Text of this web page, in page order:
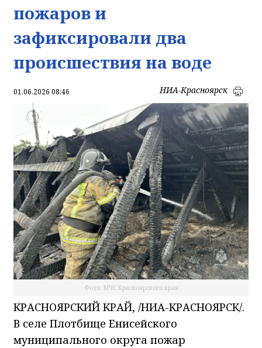
пожаров и
зафиксировали два
происшествия на воде
01.06.2026 08:46 НИА-Красноярск
Фото: МЧС Красноярского края
КРАСНОЯРСКИЙ КРАЙ, /НИА-КРАСНОЯРСК/.
В селе Плотбище Енисейского
муниципального округа пожар